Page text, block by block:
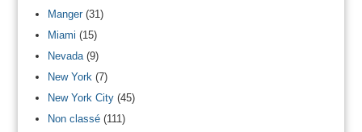
Manger(31)
Miami (15)
Nevada(9)
New York (7)
New York City(45)
Non classé(111)